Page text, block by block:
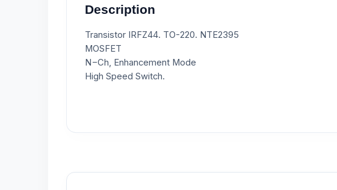
Description
Transistor IRFZ44. TO-220. NTE2395
MOSFET
N−Ch, Enhancement Mode
High Speed Switch.